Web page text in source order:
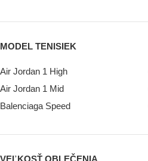
MODEL TENISIEK
Air Jordan 1 High
Air Jordan 1 Mid
Balenciaga Speed